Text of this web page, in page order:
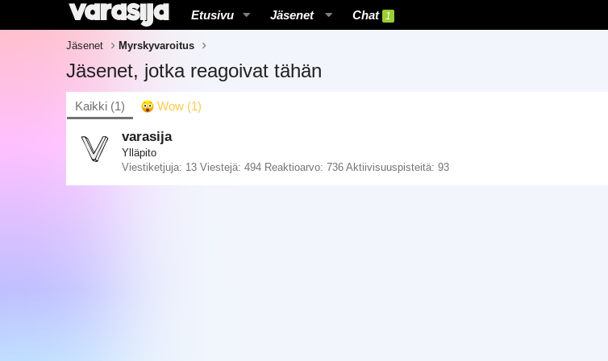
Etusivu Jäsenet Chat 1
Jäsenet Myrskyvaroitus
Jäsenet, jotka reagoivat tähän
Kaikki (1) Wow (1)
varasija
Ylläpito
Viestiketjuja 13 Viestejä 494 Reaktioarvo 736 Aktiivisuuspisteitä 93